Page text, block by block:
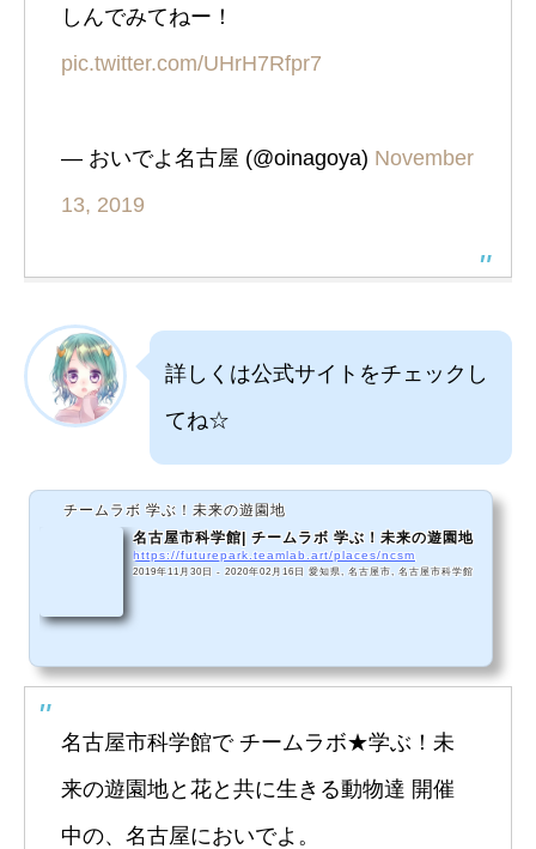
しんでみてねー！
pic.twitter.com/UHrH7Rfpr7
— おいでよ名古屋 (@oinagoya) November
13, 2019
詳しくは公式サイトをチェックし
てね☆
チームラボ 学ぶ！未来の遊園地
名古屋市科学館| チームラボ 学ぶ！未来の遊園地
https://futurepark.teamlab.art/places/ncsm
2019年11月30日 - 2020年02月16日 愛知県, 名古屋市, 名古屋市科学館
名古屋市科学館で チームラボ★学ぶ！未
来の遊園地と花と共に生きる動物達 開催
中の、名古屋においでよ。